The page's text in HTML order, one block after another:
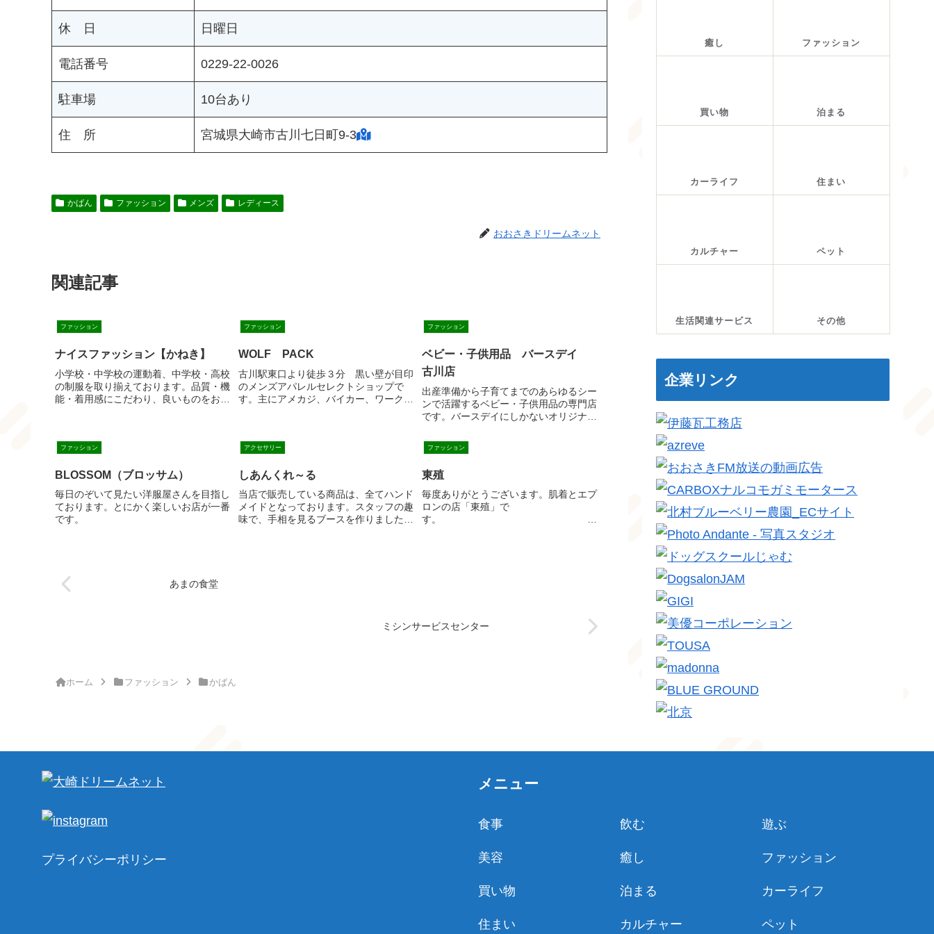
休 日 日曜日
電話番号 0229-22-0026
駐車場 10台あり
住 所 宮城県大崎市古川七日町9-3
かばん ファッション メンズ レディース
おおさきドリームネット
関連記事
ファッション
ナイスファッション【かねき】
小学校・中学校の運動着、中学校・高校
の制服を取り揃えております。品質・機
能・着用感にこだわり、良いものをお安
ファッション
WOLF PACK
古川駅東口より徒歩３分 黒い壁が目印
のメンズアパレルセレクトショップで
す。主にアメカジ、バイカー、ワーク、
な雰囲気で遊び心あふれるファッション
ショップの２店舗を構えております。２
されています♡洋服好き、バイク好き、
こだわりの強い方も何を着たら良いのか
分からないという方も、県内のみならず
ファッション
ベビー・子供用品 バースデイ
古川店
出産準備から子育てまでのあらゆるシー
ンで活躍するベビー・子供用品の専門店
です。バースデイにしかないオリジナル
で幅広く取り扱っています。
ファッション
BLOSSOM（ブロッサム）
毎日のぞいて見たい洋服屋さんを目指し
ております。とにかく楽しいお店が一番
です。
アクセサリー
しあんくれ～る
当店で販売している商品は、全てハンド
メイドとなっております。スタッフの趣
味で、手相を見るブースを作りました！
ファッション
東殖
毎度ありがとうございます。肌着とエプ
ロンの店「東殖」で
す。
あまの食堂
ミシンサービスセンター
ホーム ファッション かばん
癒し ファッション
買い物 泊まる
カーライフ 住まい
カルチャー ペット
生活関連サービス その他
企業リンク
プライバシーポリシー
メニュー
食事 飲む 遊ぶ
美容 癒し ファッション
買い物 泊まる カーライフ
住まい カルチャー ペット